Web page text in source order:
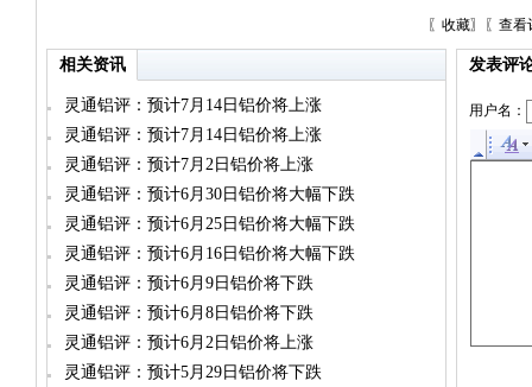
〖 收藏〗〖 查看
相关资讯
灵通铝评：预计7月14日铝价将上涨
灵通铝评：预计7月14日铝价将上涨
灵通铝评：预计7月2日铝价将上涨
灵通铝评：预计6月30日铝价将大幅下跌
灵通铝评：预计6月25日铝价将大幅下跌
灵通铝评：预计6月16日铝价将大幅下跌
灵通铝评：预计6月9日铝价将下跌
灵通铝评：预计6月8日铝价将下跌
灵通铝评：预计6月2日铝价将上涨
灵通铝评：预计5月29日铝价将下跌
发表评
用户名：